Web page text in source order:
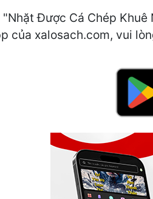
"Nhặt Được Cá Chép
của xalosach.com, vui